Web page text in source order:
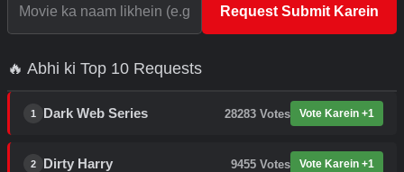
Request Submit Karein
🔥 Abhi ki Top 10 Requests
1 Dark Web Series 28283 Votes Vote Karein +1
2 Dirty Harry 9455 Votes Vote Karein +1